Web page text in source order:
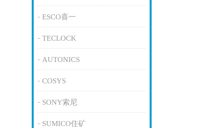
ESCO喜一
TECLOCK
AUTONICS
COSYS
SONY索尼
SUMICO住矿